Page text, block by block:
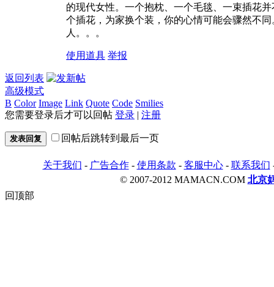
的现代女性。一个抱枕、一个毛毯、一束插花
个插花，为家换个装，你的心情可能会骤然不
人。。。
使用道具 举报
返回列表
高级模式
B Color Image Link Quote Code Smilies
您需要登录后才可以回帖 登录 | 注册
发表回复 回帖后跳转到最后一页
关于我们 - 广告合作- 使用条款 - 客服中心- 联系我们
© 2007-2012 MAMACN.COM 北京
回顶部